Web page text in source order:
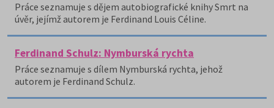
Práce seznamuje s dějem autobiografické knihy Smrt na
úvěr, jejímž autorem je Ferdinand Louis Céline.
Ferdinand Schulz: Nymburská rychta
Práce seznamuje s dílem Nymburská rychta, jehož
autorem je Ferdinand Schulz.